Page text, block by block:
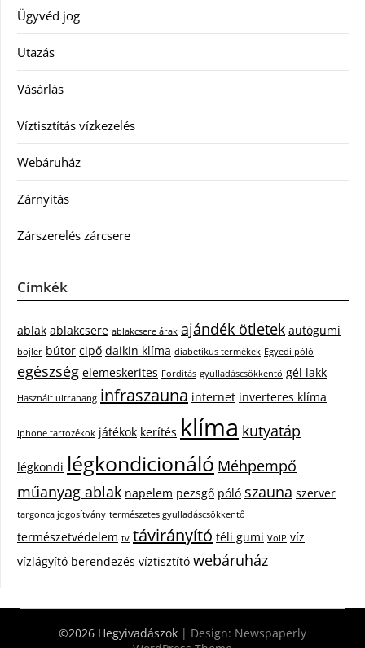
Ügyvéd jog
Utazás
Vásárlás
Víztisztítás vízkezelés
Webáruház
Zárnyitás
Zárszerelés zárcsere
Címkék
ablak ablakcsere ablakcsere árak ajándék ötletek autógumi
bojler bútor cipő daikin klíma diabetikus termékek Egyedi póló
egészség elemeskerites Fordítás gyulladáscsökkentő gél lakk
Használt ultrahang infraszauna internet inverteres klíma
Iphone tartozékok játékok kerítés klíma kutyatáp
légkondi légkondicionáló Méhpempő
műanyag ablak napelem pezsgő póló szauna szerver
targonca jogosítvány természetes gyulladáscsökkentő
természetvédelem tv távirányító téli gumi VoIP víz
vízlágyító berendezés víztisztító webáruház
©2026 Hegyivadászok | Design: Newspaperly